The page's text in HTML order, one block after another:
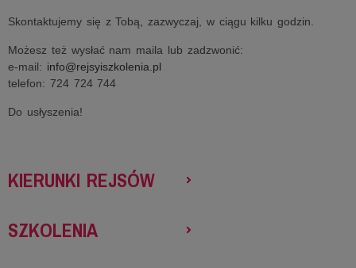
Skontaktujemy się z Tobą, zazwyczaj, w ciągu kilku godzin.
Możesz też wysłać nam maila lub zadzwonić:
e-mail: info@rejsyiszkolenia.pl
telefon: 724 724 744
Do usłyszenia!
KIERUNKI REJSÓW
SZKOLENIA